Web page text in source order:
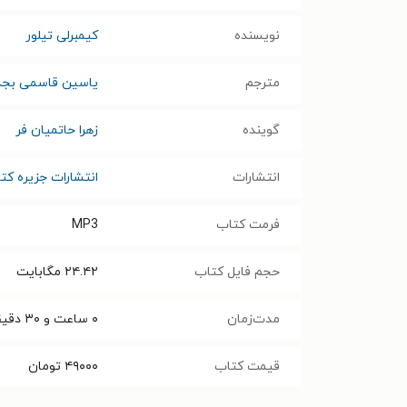
نویسنده کیمبرلی تیلور
مترجم یاسین قاسمی
گوینده زهرا حاتمیان فر
انتشارات انتشارات جزیره
فرمت کتاب MP3
حجم فایل کتاب ۲۴.۴۲ مگابایت
مدت‌زمان ۰ ساعت و ۳۰ دقیقه
قیمت کتاب ۴۹۰۰۰ تومان